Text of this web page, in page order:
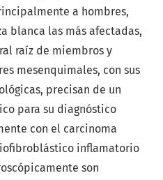
a hombres,
blanca las más afectadas,
raíz de miembros y
mesenquimales, con sus
precisan de un
para su diagnóstico
con el carcinoma
inflamatorio
son